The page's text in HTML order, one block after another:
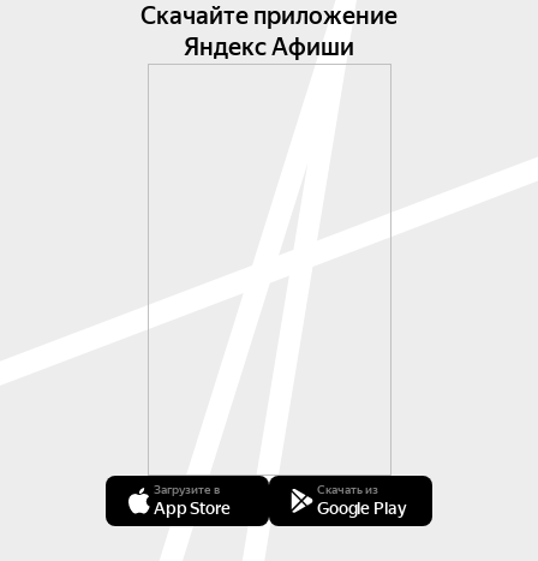
Скачайте приложение
Яндекс Афиши
Загрузите в
App Store
Скачать из
Google Play